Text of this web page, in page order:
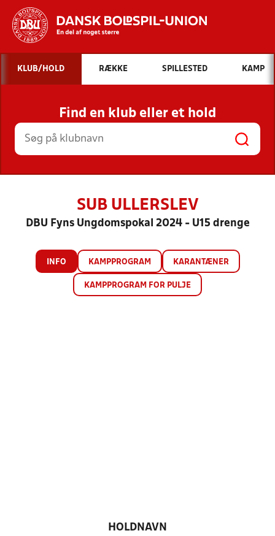
Hvad vil du søge efter?
INDHOLD OG NYHEDER
STILLINGER, RESULTATER, KLUBBER OG
HOLD
KLUB/HOLD RÆKKE SPILLESTED KAMP
Find en klub eller et hold
SUB ULLERSLEV
DBU Fyns Ungdomspokal 2024 - U15 drenge
INFO KAMPPROGRAM KARANTÆNER
KAMPPROGRAM FOR PULJE
HOLDNAVN